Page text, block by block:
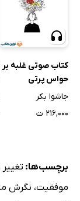
کتاب صوتی غلبه بر
حواس پرتی
جاشوا بکر
۲۱۶,۰۰۰ ت
برچسب‌ها:
موفقیت، نگرش